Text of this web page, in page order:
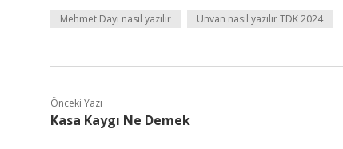
Mehmet Dayı nasıl yazılır Unvan nasıl yazılır TDK 2024
Önceki Yazı
Kasa Kaygı Ne Demek